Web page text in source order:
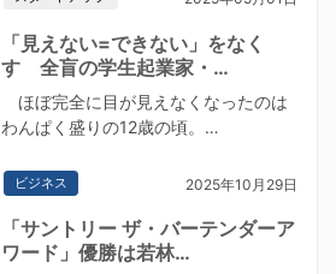
「見えない=できない」をなく
す 全盲の学生起業家・…
ほぼ完全に目が見えなくなったのは
わんぱく盛りの12歳の頃。…
ビジネス 2025年10月29日
「サントリー ザ・バーテンダーア
ワード」優勝は若林…